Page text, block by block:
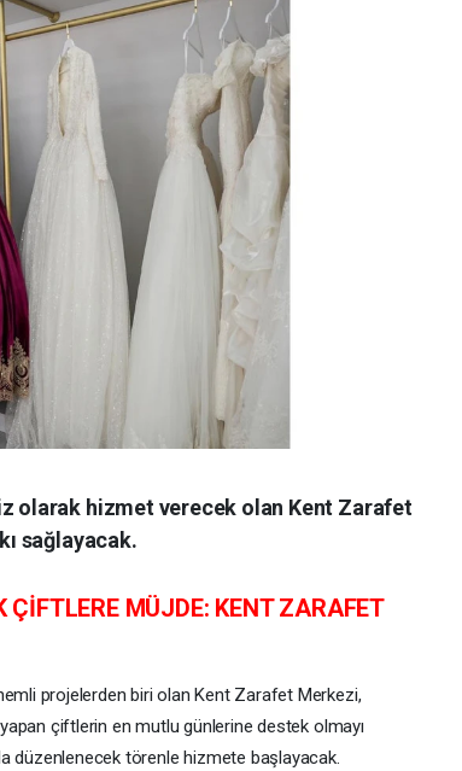
olarak hizmet verecek olan Kent Zarafet
sağlayacak.
ÇİFTLERE MÜJDE: KENT ZARAFET
projelerden biri olan Kent Zarafet Merkezi,
yapan çiftlerin en mutlu günlerine destek olmayı
düzenlenecek törenle hizmete başlayacak.